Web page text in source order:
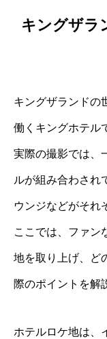
キングザラ
キングザランドの
働くキングホテル
実際の撮影では、
ルが組み合わされ
ウンジなどがそれ
ここでは、ファン
地を取り上げ、ど
際のポイントを解
ホテルロケ地は、